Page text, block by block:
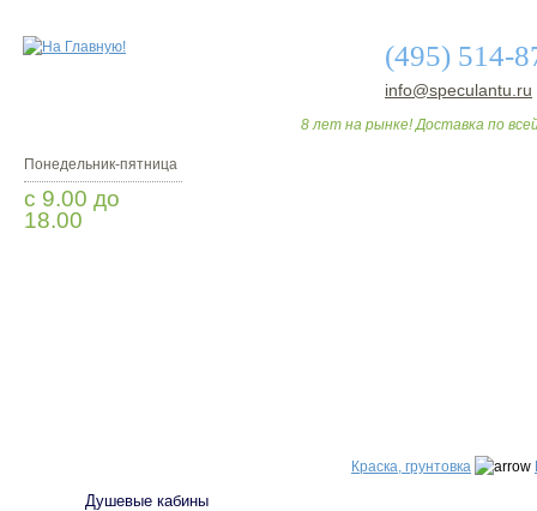
(495) 514-
info@speculantu.ru
8 лет на рынке! Доставка по
Понедельник-пятница
с 9.00 до
18.00
Краска, грунтовка
Душевые кабины